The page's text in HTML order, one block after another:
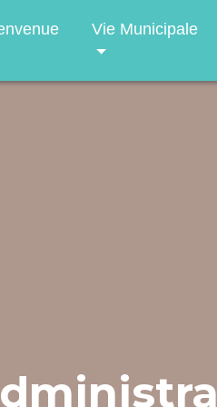
Vie Municipale